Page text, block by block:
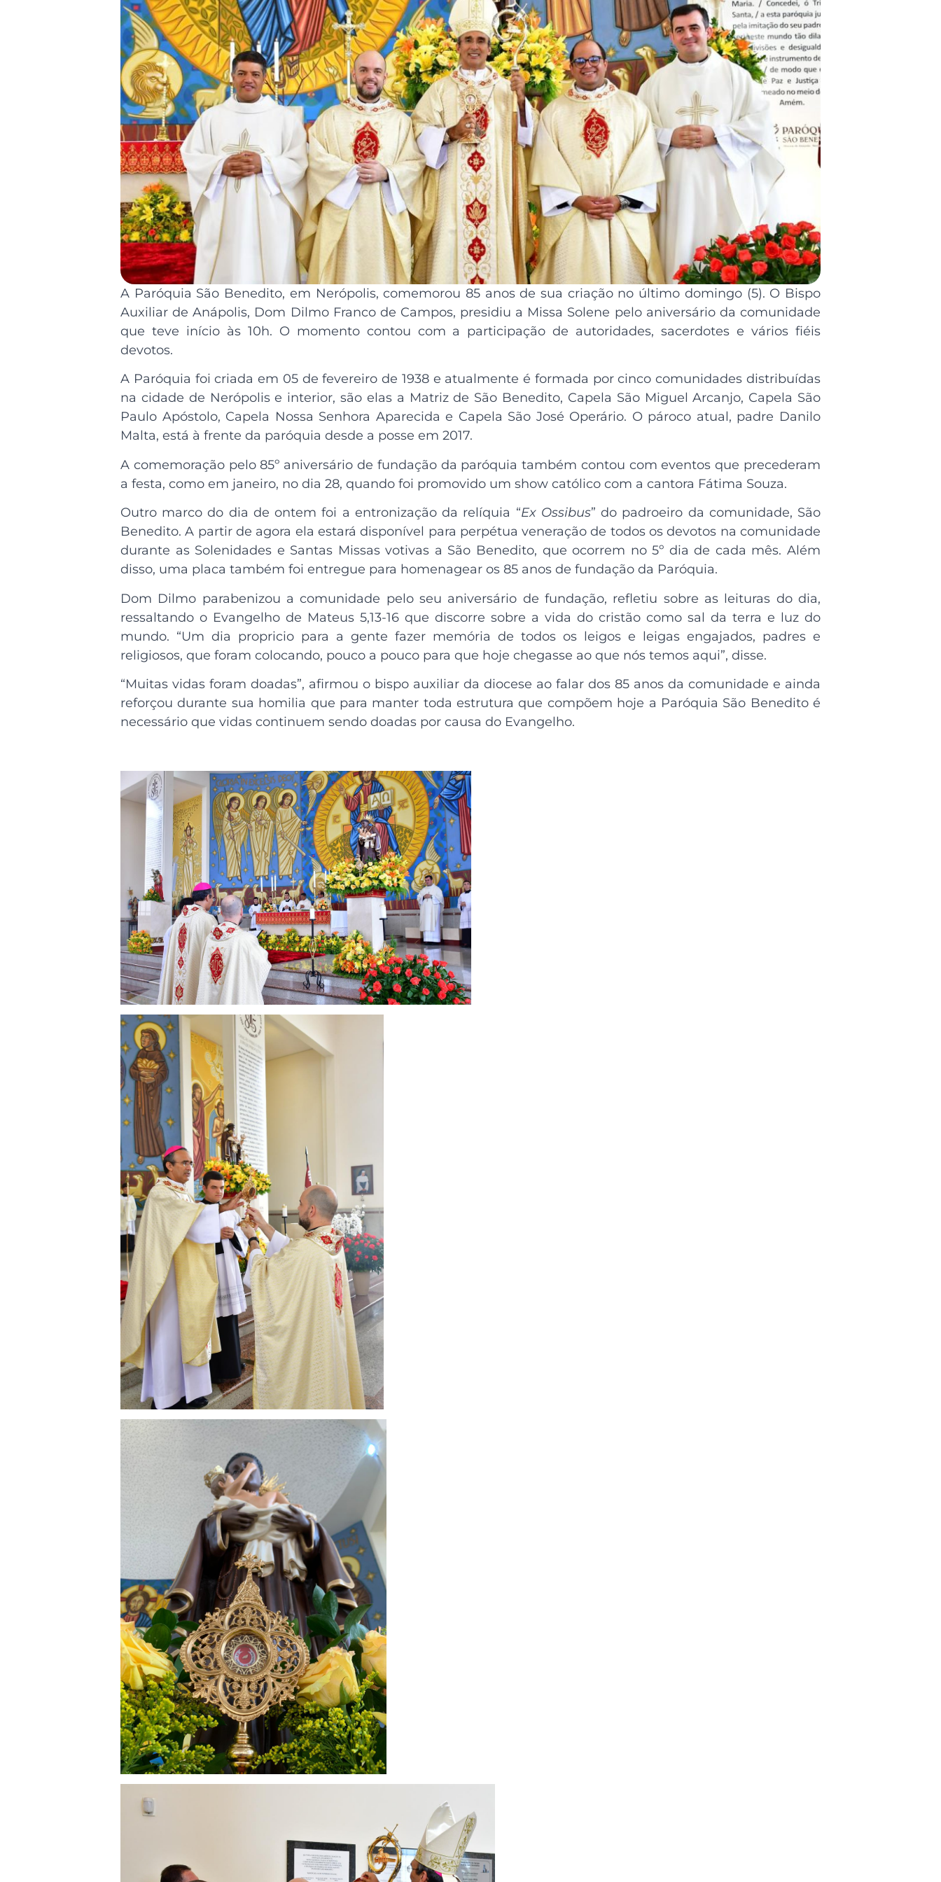
A Paróquia São Benedito, em Nerópolis, comemorou 85 anos de sua criação no último domingo (5). O Bispo
Auxiliar de Anápolis, Dom Dilmo Franco de Campos, presidiu a Missa Solene pelo aniversário da comunidade
que teve início às 10h. O momento contou com a participação de autoridades, sacerdotes e vários fiéis
devotos.
A Paróquia foi criada em 05 de fevereiro de 1938 e atualmente é formada por cinco comunidades distribuídas
na cidade de Nerópolis e interior, são elas a Matriz de São Benedito, Capela São Miguel Arcanjo, Capela São
Paulo Apóstolo, Capela Nossa Senhora Aparecida e Capela São José Operário. O pároco atual, padre Danilo
Malta, está à frente da paróquia desde a posse em 2017.
A comemoração pelo 85º aniversário de fundação da paróquia também contou com eventos que precederam
a festa, como em janeiro, no dia 28, quando foi promovido um show católico com a cantora Fátima Souza.
Outro marco do dia de ontem foi a entronização da relíquia “Ex Ossibus” do padroeiro da comunidade, São
Benedito. A partir de agora ela estará disponível para perpétua veneração de todos os devotos na comunidade
durante as Solenidades e Santas Missas votivas a São Benedito, que ocorrem no 5º dia de cada mês. Além
disso, uma placa também foi entregue para homenagear os 85 anos de fundação da Paróquia.
Dom Dilmo parabenizou a comunidade pelo seu aniversário de fundação, refletiu sobre as leituras do dia,
ressaltando o Evangelho de Mateus 5,13-16 que discorre sobre a vida do cristão como sal da terra e luz do
mundo. “Um dia propricio para a gente fazer memória de todos os leigos e leigas engajados, padres e
religiosos, que foram colocando, pouco a pouco para que hoje chegasse ao que nós temos aqui”, disse.
“Muitas vidas foram doadas”, afirmou o bispo auxiliar da diocese ao falar dos 85 anos da comunidade e ainda
reforçou durante sua homilia que para manter toda estrutura que compõem hoje a Paróquia São Benedito é
necessário que vidas continuem sendo doadas por causa do Evangelho.